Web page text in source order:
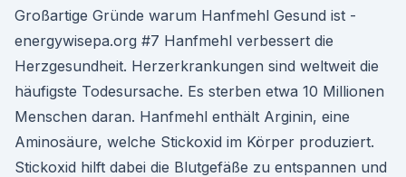
Großartige Gründe warum Hanfmehl Gesund ist -
energywisepa.org #7 Hanfmehl verbessert die
Herzgesundheit. Herzerkrankungen sind weltweit die
häufigste Todesursache. Es sterben etwa 10 Millionen
Menschen daran. Hanfmehl enthält Arginin, eine
Aminosäure, welche Stickoxid im Körper produziert.
Stickoxid hilft dabei die Blutgefäße zu entspannen und